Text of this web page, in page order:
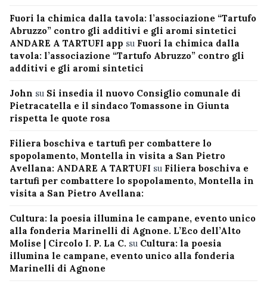
Fuori la chimica dalla tavola: l’associazione “Tartufo
Abruzzo” contro gli additivi e gli aromi sintetici
ANDARE A TARTUFI app su Fuori la chimica dalla
tavola: l’associazione “Tartufo Abruzzo” contro gli
additivi e gli aromi sintetici
John su Si insedia il nuovo Consiglio comunale di
Pietracatella e il sindaco Tomassone in Giunta
rispetta le quote rosa
Filiera boschiva e tartufi per combattere lo
spopolamento, Montella in visita a San Pietro
Avellana: ANDARE A TARTUFI su Filiera boschiva e
tartufi per combattere lo spopolamento, Montella in
visita a San Pietro Avellana:
Cultura: la poesia illumina le campane, evento unico
alla fonderia Marinelli di Agnone. L’Eco dell’Alto
Molise | Circolo I. P. La C. su Cultura: la poesia
illumina le campane, evento unico alla fonderia
Marinelli di Agnone